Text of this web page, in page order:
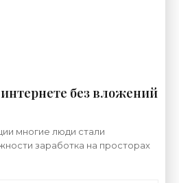
без вложений
многие люди стали
заработка на просторах